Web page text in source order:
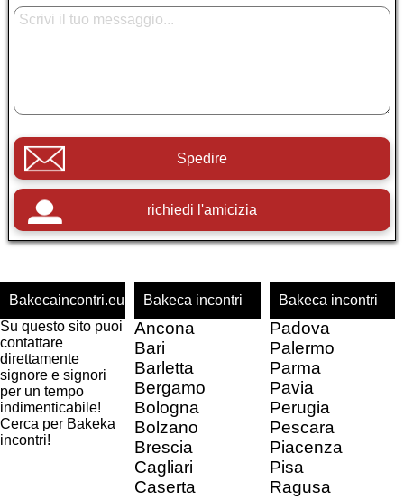
Spedire
richiedi l'amicizia
Bakecaincontri.eu
Su questo sito puoi
contattare
direttamente
signore e signori
per un tempo
indimenticabile!
Cerca per Bakeka
incontri!
Bakeca incontri
Ancona
Bari
Barletta
Bergamo
Bologna
Bolzano
Brescia
Cagliari
Caserta
Bakeca incontri
Padova
Palermo
Parma
Pavia
Perugia
Pescara
Piacenza
Pisa
Ragusa